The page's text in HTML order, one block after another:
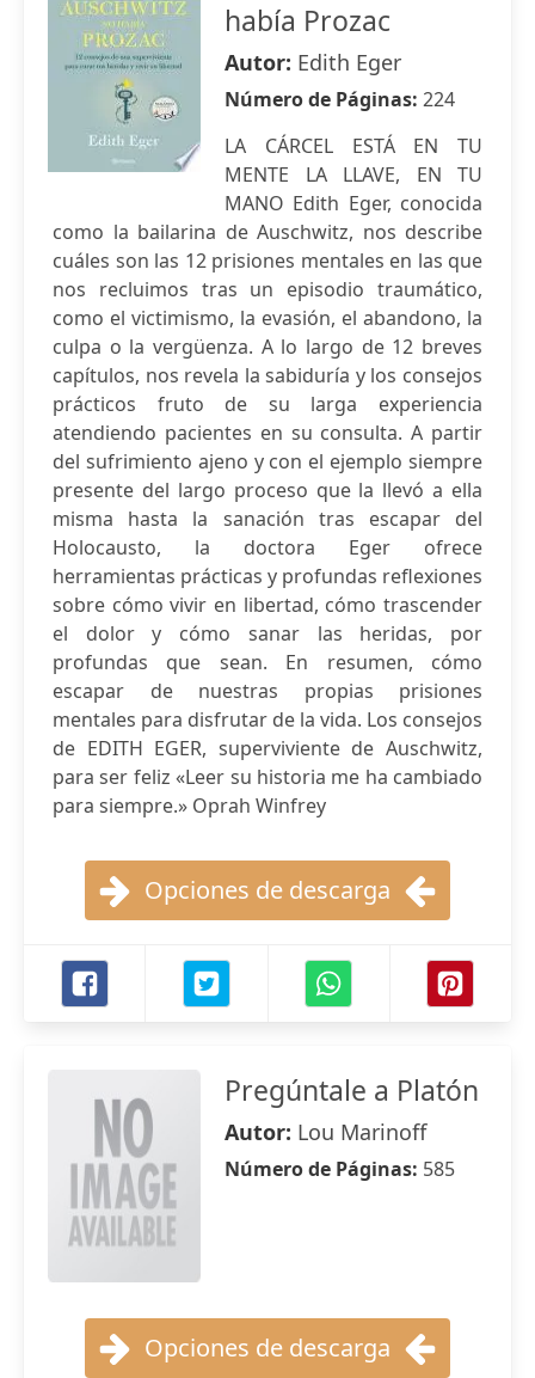
había Prozac
Autor: Edith Eger
Número de Páginas: 224
LA CÁRCEL ESTÁ EN TU
MENTE LA LLAVE, EN TU
MANO Edith Eger, conocida
como la bailarina de Auschwitz, nos describe
cuáles son las 12 prisiones mentales en las que
nos recluimos tras un episodio traumático,
como el victimismo, la evasión, el abandono, la
culpa o la vergüenza. A lo largo de 12 breves
capítulos, nos revela la sabiduría y los consejos
prácticos fruto de su larga experiencia
atendiendo pacientes en su consulta. A partir
del sufrimiento ajeno y con el ejemplo siempre
presente del largo proceso que la llevó a ella
misma hasta la sanación tras escapar del
Holocausto, la doctora Eger ofrece
herramientas prácticas y profundas reflexiones
sobre cómo vivir en libertad, cómo trascender
el dolor y cómo sanar las heridas, por
profundas que sean. En resumen, cómo
escapar de nuestras propias prisiones
mentales para disfrutar de la vida. Los consejos
de EDITH EGER, superviviente de Auschwitz,
para ser feliz «Leer su historia me ha cambiado
para siempre.» Oprah Winfrey
Opciones de descarga
Pregúntale a Platón
Autor: Lou Marinoff
Número de Páginas: 585
Opciones de descarga